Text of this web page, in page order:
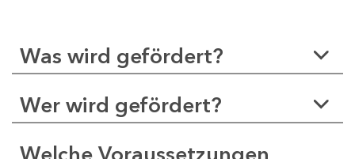
Was wird gefördert?
Wer wird gefördert?
Welche Voraussetzungen